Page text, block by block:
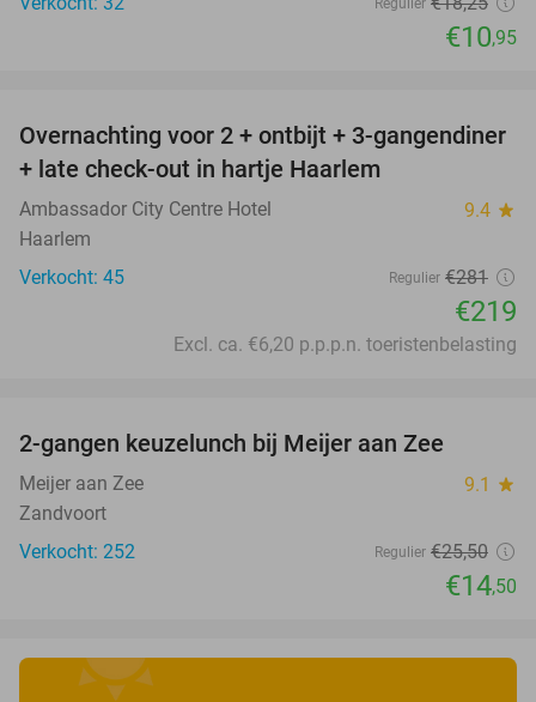
€10,95
22%
Overnachting voor 2 + ontbijt + 3-gangendiner
+ late check-out in hartje Haarlem
Ambassador City Centre Hotel 9.4 star
Haarlem
Verkocht: 45
Regulier €281
€219
Excl. ca. €6,20 p.p.p.n. toeristenbelasting
2-gangen keuzelunch bij Meijer aan Zee
Meijer aan Zee 9.1 star
Zandvoort
Verkocht: 252
Regulier €25,50
€14,50